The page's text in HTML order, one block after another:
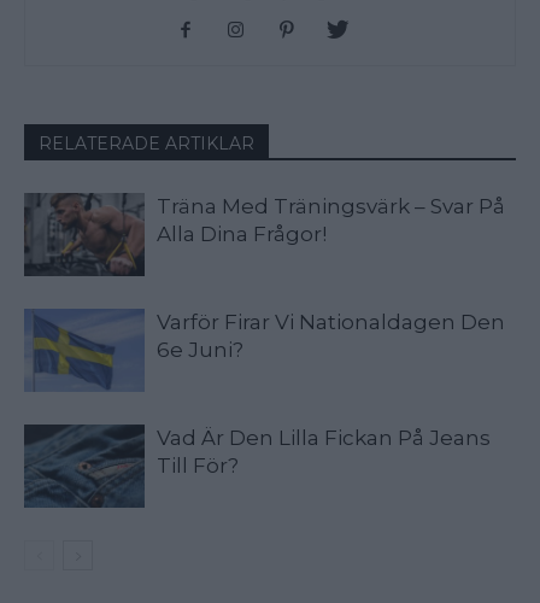
RELATERADE ARTIKLAR
Träna Med Träningsvärk – Svar På
Alla Dina Frågor!
Varför Firar Vi Nationaldagen Den
6e Juni?
Vad Är Den Lilla Fickan På Jeans
Till För?